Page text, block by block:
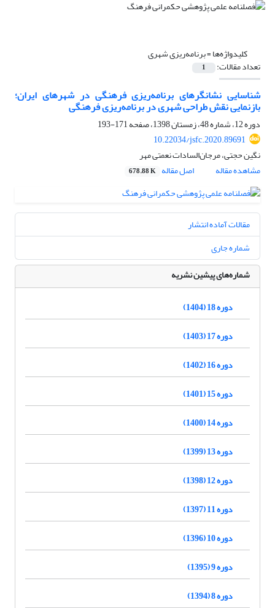
کلیدواژه‌ها =برنامه‌ریزی شهری
تعداد مقالات: 1
شناسایی نشانگرهای برنامه‌ریزی فرهنگی در شهرهای ایران؛
بازنمایی نقش طراحی شهری در برنامه‌ریزی فرهنگی
دوره 12، شماره 48، زمستان 1398، صفحه
171-193
10.22034/jsfc.2020.89691
نگین حجتی، مرجان‌السادات نعمتی مهر
مشاهده مقاله
اصل مقاله 678.88 K
مقالات آماده انتشار
شماره جاری
شماره‌های پیشین نشریه
دوره 18 (1404)
دوره 17 (1403)
دوره 16 (1402)
دوره 15 (1401)
دوره 14 (1400)
دوره 13 (1399)
دوره 12 (1398)
دوره 11 (1397)
دوره 10 (1396)
دوره 9 (1395)
دوره 8 (1394)